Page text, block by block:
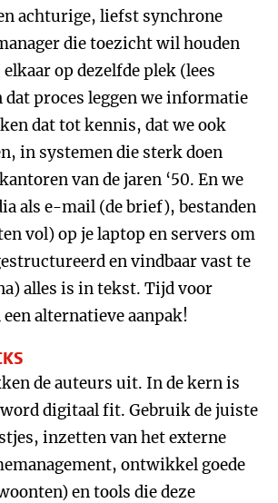
achturige, liefst synchrone
die toezicht wil houden
op dezelfde plek (lees
proces leggen we informatie
dat tot kennis, dat we ook
in systemen die sterk doen
van de jaren ‘50. En we
als e-mail (de brief), bestanden
vol) op je laptop en servers om
en vindbaar vast te
alles is in tekst. Tijd voor
alternatieve aanpak!
de auteurs uit. In de kern is
word digitaal fit. Gebruik de juiste
inzetten van het externe
ontwikkel goede
en tools die deze